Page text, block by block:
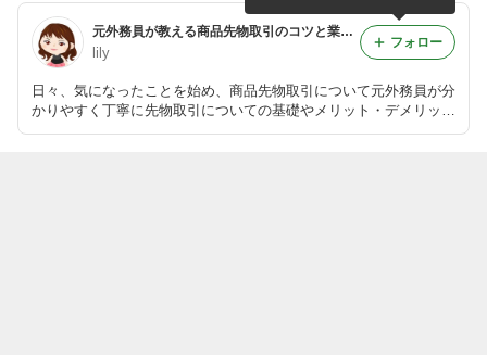
元外務員が教える商品先物取引のコツと業界ウラ話！
lily
日々、気になったことを始め、商品先物取引について元外務員が分
かりやすく丁寧に先物取引についての基礎やメリット・デメリット
などを教えます♪ 業界ウラ話も盛りだくさん！
フォロー